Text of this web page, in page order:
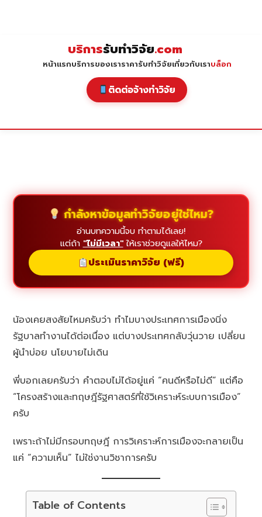
บริการรับทำวิจัย.com
หน้าแรกบริการของเราราคารับทำวิจัยเกี่ยวกับเราบล็อก
ติดต่อจ้างทำวิจัย
กำลังหาข้อมูลทำวิจัยอยู่ใช่ไหม?
อ่านบทความนี้จบ ทำตามได้เลย!
แต่ถ้า "ไม่มีเวลา"ให้เราช่วยดูแลให้ไหม?
ประเมินราคาวิจัย (ฟรี)
น้องเคยสงสัยไหมครับว่า ทำไมบางประเทศการเมืองนิ่ง
รัฐบาลทำงานได้ต่อเนื่อง แต่บางประเทศกลับวุ่นวาย เปลี่ยน
ผู้นำบ่อย นโยบายไม่เดิน
พี่บอกเลยครับว่า คำตอบไม่ได้อยู่แค่ “คนดีหรือไม่ดี” แต่คือ
“โครงสร้างและทฤษฎีรัฐศาสตร์ที่ใช้วิเคราะห์ระบบการเมือง”
ครับ
เพราะถ้าไม่มีกรอบทฤษฎี การวิเคราะห์การเมืองจะกลายเป็น
แค่ “ความเห็น” ไม่ใช่งานวิชาการครับ
Table of Contents